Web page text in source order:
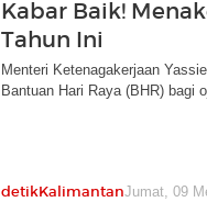
Kabar Baik!
Tahun Ini
Menteri Ketenagakerjaan
Bantuan Hari Raya (BHR) bagi
detikKalimantanJumat, 09